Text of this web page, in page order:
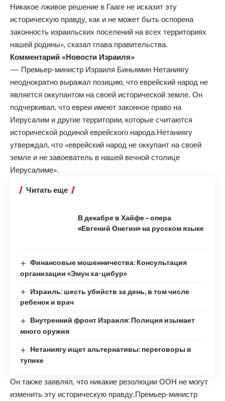
Никакое лживое решение в Гааге не исказит эту
историческую правду, как и не может быть оспорена
законность израильских поселений на всех территориях
нашей родины», сказал глава правительства.
Комментарий «Новости Израиля»
— Премьер-министр Израиля Биньямин Нетаниягу
неоднократно выражал позицию, что еврейский народ не
является оккупантом на своей исторической земле. Он
подчеркивал, что евреи имеют законное право на
Иерусалим и другие территории, которые считаются
исторической родиной еврейского народа.Нетаниягу
утверждал, что «еврейский народ не оккупант на своей
земле и не завоеватель в нашей вечной столице
Иерусалиме».
Читать еще
В декабре в Хайфе – опера
«Евгений Онегин» на русском языке
Финансовые мошенничества: Консультация
организации «Эмун ха-цибур»
Израиль: шесть убийств за день, в том числе
ребенок и врач
Внутренний фронт Израиля: Полиция изымает
много оружия
Нетаниягу ищет альтернативы: переговоры в
тупике
Он также заявлял, что никакие резолюции ООН не могут
изменить эту историческую правду.Премьер-министр